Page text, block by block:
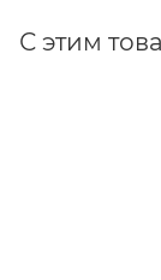
С этим